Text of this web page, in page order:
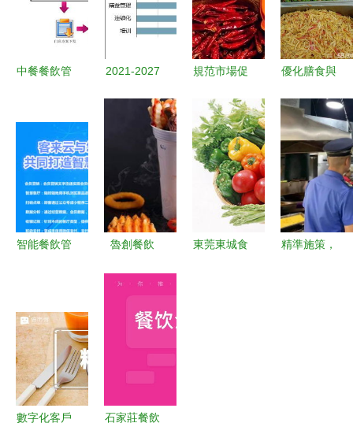
中餐餐飲管
統餐飲服務
新篇章
2021-2027
管理軟件行
業前景研究
與市場調查
預測報告
規范市場促
出臺方便火
鍋生產審查
新規，餐飲
服務企業必
須申請生產
許可證
優化膳食與
打造高效、
健康、可持
續的餐飲服
務體系
智能餐飲管
服務痛點的
數字化利器
魯創餐飲
越餐飲服務
東莞東城食
精準施策，
數字化客戶
石家莊餐飲